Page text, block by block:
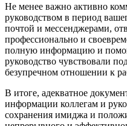
Не менее важно активно
руководством в период
почтой и мессенджерами,
профессионально и
полную информацию и
руководство чувствовали
безупречном отношении к
В итоге, адекватное
информации коллегам и
сохранения имиджа и